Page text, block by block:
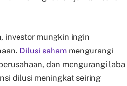
investor mungkin ingin
Dilusi saham mengurangi
dan mengurangi laba
dilusi meningkat seiring